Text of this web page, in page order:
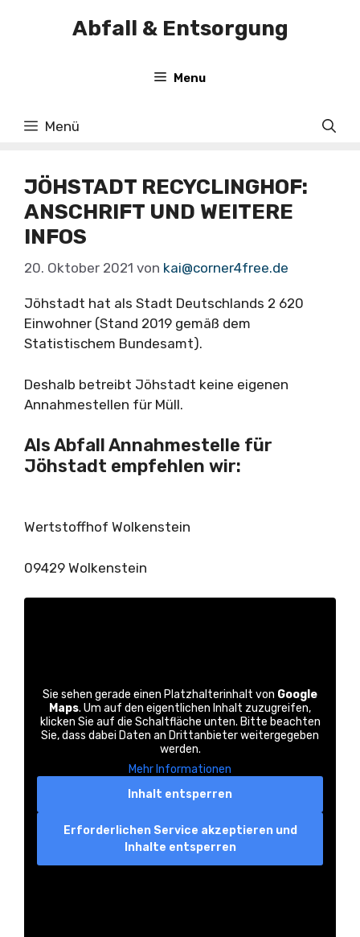
Abfall & Entsorgung
Menu
Menü
JÖHSTADT RECYCLINGHOF:
ANSCHRIFT UND WEITERE
INFOS
20. Oktober 2021 von kai@corner4free.de
Jöhstadt hat als Stadt Deutschlands 2 620
Einwohner (Stand 2019 gemäß dem
Statistischem Bundesamt).
Deshalb betreibt Jöhstadt keine eigenen
Annahmestellen für Müll.
Als Abfall Annahmestelle für
Jöhstadt empfehlen wir:
Wertstoffhof Wolkenstein
09429 Wolkenstein
Sie sehen gerade einen Platzhalterinhalt von Google
Maps. Um auf den eigentlichen Inhalt zuzugreifen,
klicken Sie auf die Schaltfläche unten. Bitte beachten
Sie, dass dabei Daten an Drittanbieter weitergegeben
werden.
Mehr Informationen
Inhalt entsperren
Erforderlichen Service akzeptieren und
Inhalte entsperren